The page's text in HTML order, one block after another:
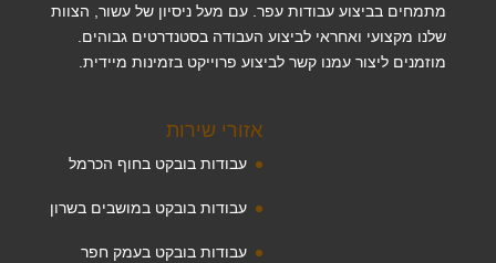
מתמחים בביצוע עבודות עפר. עם מעל ניסיון של עשור, הצוות
שלנו מקצועי ואחראי לביצוע העבודה בסטנדרטים גבוהים.
מוזמנים ליצור עמנו קשר לביצוע פרוייקט בזמינות מיידית.
אזורי שירות
עבודות בובקט בחוף הכרמל
עבודות בובקט במושבים בשרון
עבודות בובקט בעמק חפר